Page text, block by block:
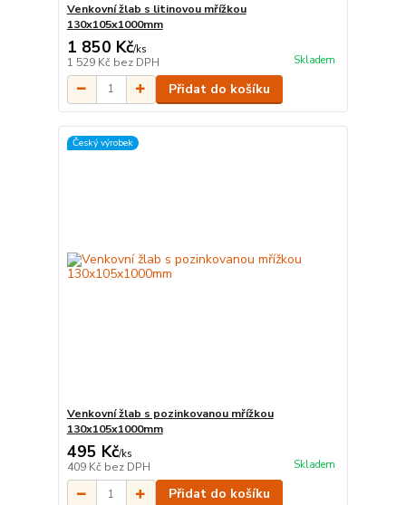
Venkovní žlab s litinovou mřížkou
130x105x1000mm
1 850 Kč/ks
1 529 Kč bez DPH Skladem
Přidat do košíku
Český výrobek
Venkovní žlab s pozinkovanou mřížkou
130x105x1000mm
495 Kč/ks
409 Kč bez DPH Skladem
Přidat do košíku